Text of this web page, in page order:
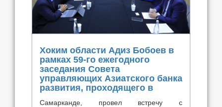
Хоким области Адиз Бобоев в
рамках 59-го ежегодного
заседания Совета
управляющих Азиатского банка
развития, проходящего в
Самарканде, провел встречу с